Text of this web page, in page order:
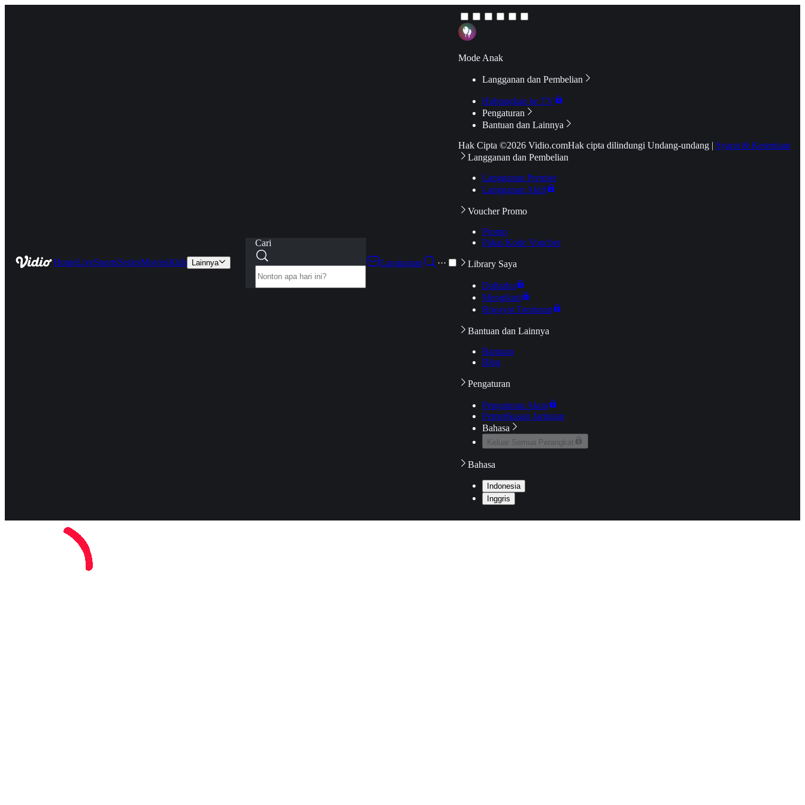
HomeLiveSportsSeriesMoviesKids Lainnya
Cari
Langganan
···
Mode Anak
Langganan dan Pembelian
Hubungkan ke TV
Pengaturan
Bantuan dan Lainnya
Hak Cipta ©2026 Vidio.comHak cipta dilindungi Undang-undang | Syarat & Ketentuan
Langganan dan Pembelian
Langganan Premier
Langganan Aktif
Voucher Promo
Promo
Pakai Kode Voucher
Library Saya
Daftarku
Mengikuti
Riwayat Tontonan
Bantuan dan Lainnya
Bantuan
Blog
Pengaturan
Pengaturan Akun
Pemeriksaan Jaringan
Bahasa
Keluar Semua Perangkat
Bahasa
Indonesia
Inggris